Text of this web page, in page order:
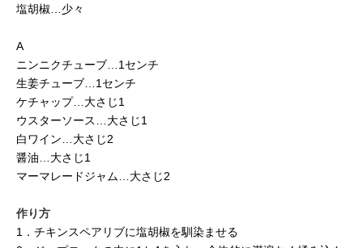
塩胡椒…少々
A
ニンニクチューブ…1センチ
生姜チューブ…1センチ
ケチャップ…大さじ1
ウスターソース…大さじ1
白ワイン…大さじ2
醤油…大さじ1
マーマレードジャム…大さじ2
作り方
1．チキンスペアリブに塩胡椒を馴染ませる